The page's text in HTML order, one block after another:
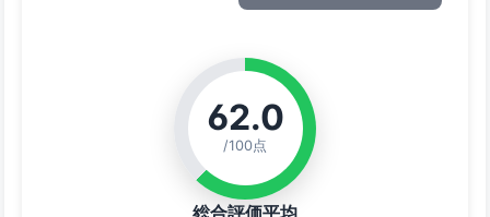
62.0
/100点
総合評価平均